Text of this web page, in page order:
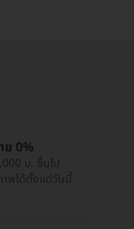
ย 0%
บ. ขึ้นไป
พได้ตั้งแต่วันนี้